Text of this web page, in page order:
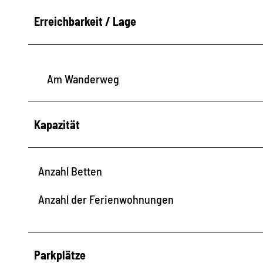
Erreichbarkeit / Lage
Am Wanderweg
Kapazität
Anzahl Betten
Anzahl der Ferienwohnungen
Parkplätze